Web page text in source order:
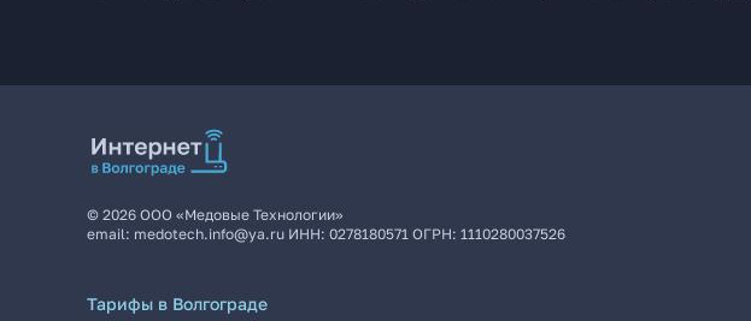
© 2026 ООО «Медовые Технологии»
email: medotech.info@ya.ru ИНН: 0278180571 ОГРН: 1110280037526
Тарифы в Волгограде